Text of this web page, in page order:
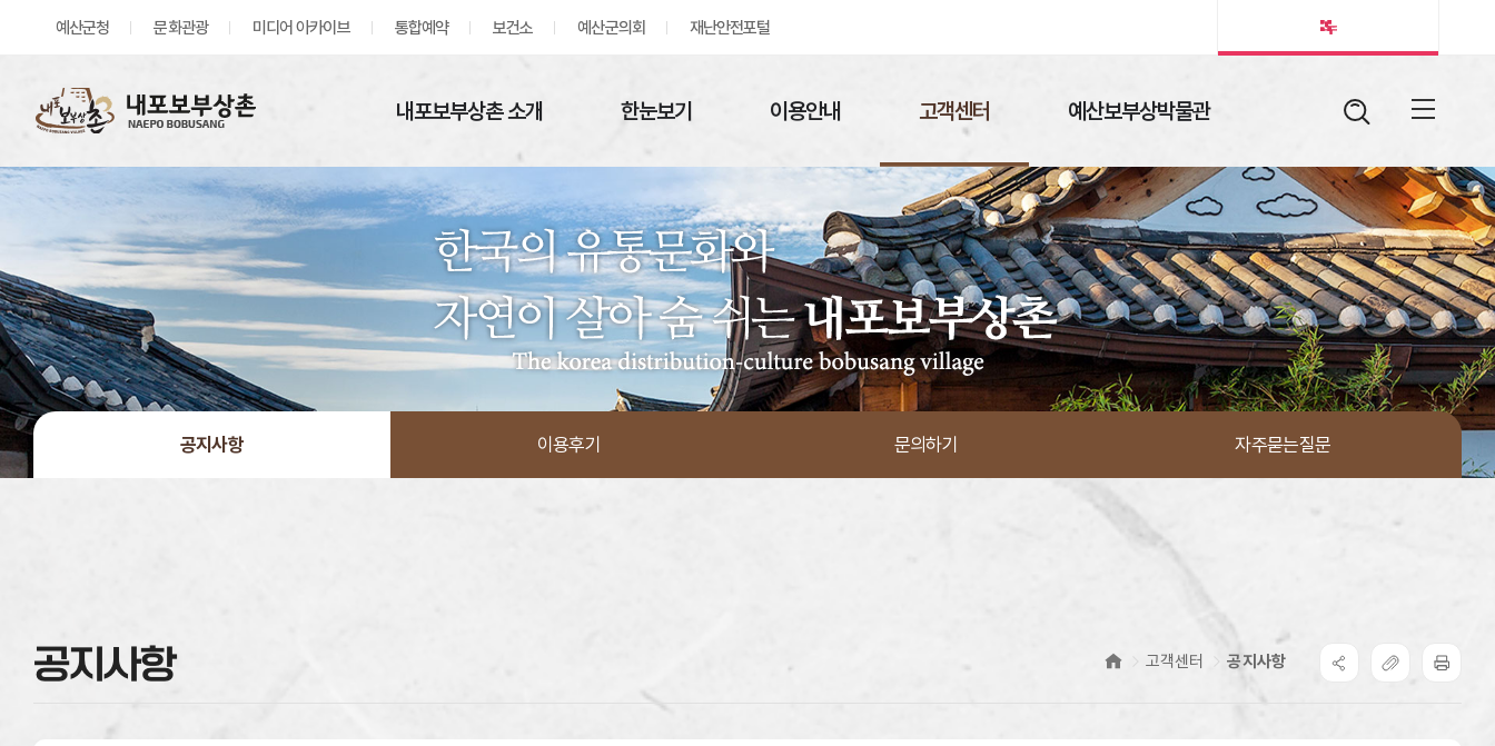
예산군청 문화관광 미디어 아카이브 통합예약 보건소 예산군의회 재난안전포털
검색어
내포보부상촌 소개 한눈보기 이용안내 고객센터 예산보부상박물관
공지사항 이용후기 문의하기 자주묻는질문
고객센터 공지사항
공지사항